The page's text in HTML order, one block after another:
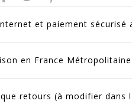
et paiement sécurisé
en France
retours (à modifier dans